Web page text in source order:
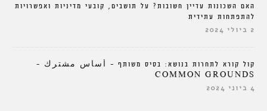
האם השכונות עדיין חשובות? על תושבים, קובעי מדיניות ואפשרויות
להתפתחות עתידית
2 ביולי 2024
קול קורא לתחרות בנושא: בסיס משותף – أساس مشترك –
COMMON GROUNDS
4 ביוני 2024